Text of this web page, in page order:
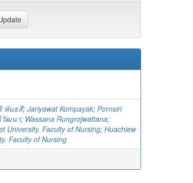
พันธสี; Jariyawat Kompayak; Pornsiri
วัฒนา; Wassana Rungrojwattana;
University. Faculty of Nursing; Huachiew
Faculty of Nursing